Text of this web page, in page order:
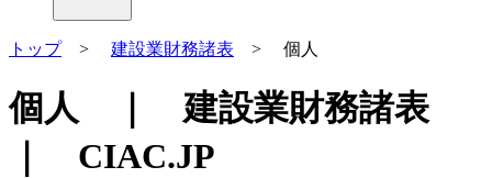
トップ> 建設業財務諸表 > 個人
個人 ｜ 建設業財務諸表
｜ CIAC.JP